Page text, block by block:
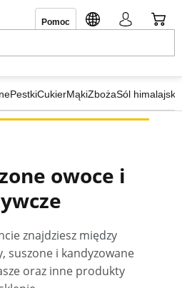
Pomoc
PestkiCukierMąkiZbożaSól himalajska
owoce i
znajdziesz między
suszone i kandyzowane
oraz inne produkty